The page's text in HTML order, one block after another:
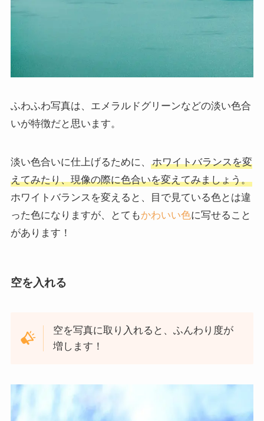
ふわふわ写真は、エメラルドグリーンなどの淡い色合
いが特徴だと思います。
淡い色合いに仕上げるために、
ホワイトバランスを変
えてみたり、現像の際に色合いを変えてみましょう。
ホワイトバランスを変えると、目で見ている色とは違
った色になりますが、とてもかわいい色に写せること
があります！
空を入れる
空を写真に取り入れると、ふんわり度が
増します！